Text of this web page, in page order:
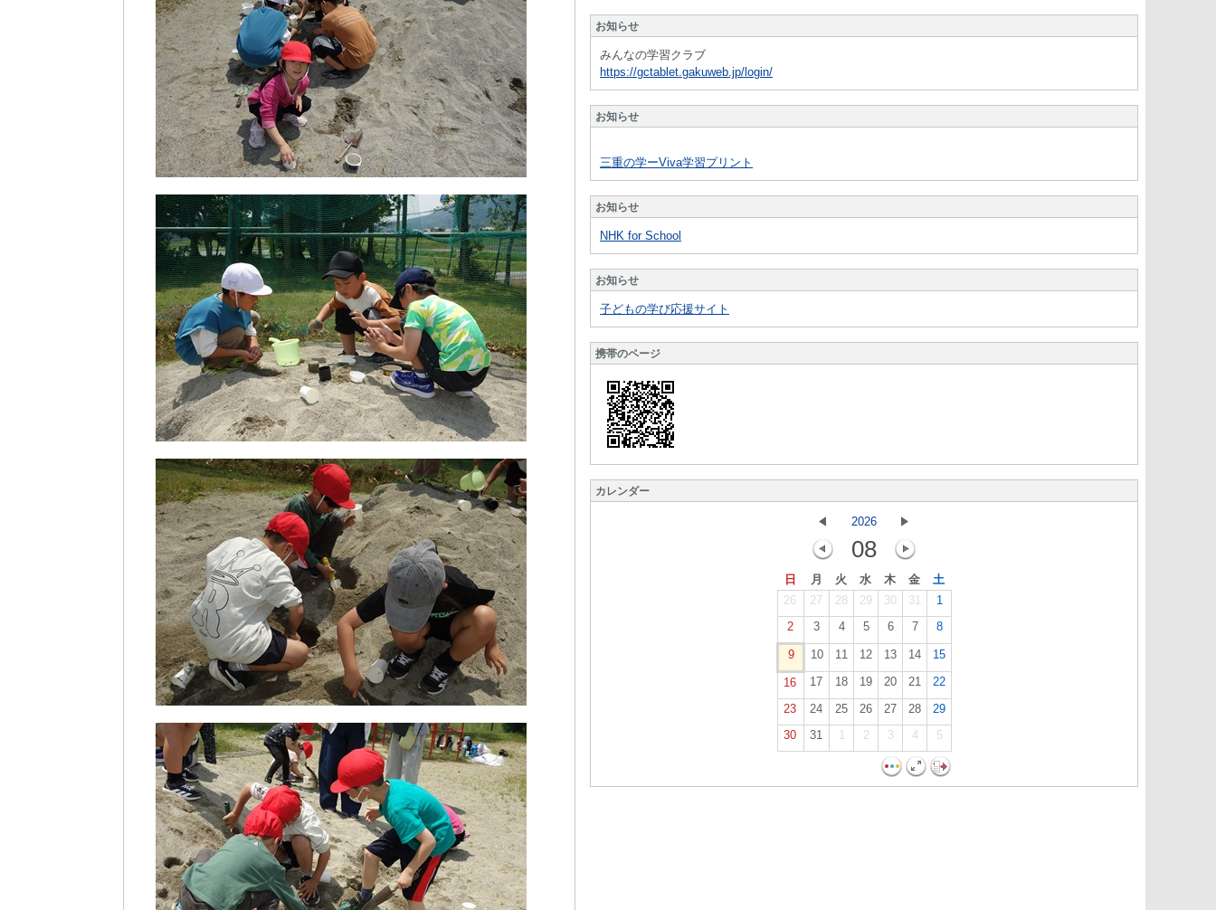
お知らせ
みんなの学習クラブ
https://gctablet.gakuweb.jp/login/
お知らせ
三重の学ーViva学習プリント
お知らせ
NHK for School
お知らせ
子どもの学び応援サイト
携帯のページ
カレンダー
2026
08
日 月 火 水 木 金
土
26
27 28 29 30 31
1
2
3 4 5 6 7 8
9 10 11 12 13 14 15
16 17 18 19 20 21
22
23
24 25 26 27 28
29
30
31 1 2 3 4 5